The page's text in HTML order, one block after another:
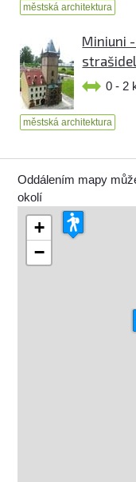
městská architektura
Miniuni
strašidel
0 - 2
městská architektura
Oddálením mapy
okolí
+
−